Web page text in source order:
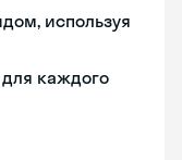
используя
каждого